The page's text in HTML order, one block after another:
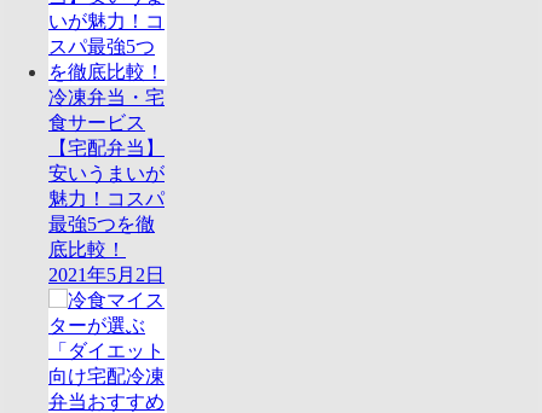
冷凍弁当・宅
食サービス
【宅配弁当】
安いうまいが
魅力！コスパ
最強5つを徹
底比較！
2021年5月2日